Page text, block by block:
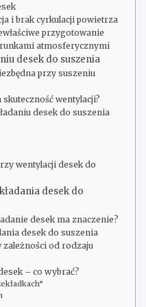
i brak cyrkulacji powietrza
przygotowanie
atmosferycznymi
desek do suszenia
przy suszeniu
skuteczność wentylacji?
desek do suszenia
wentylacji desek do
desek do
desek ma znaczenie?
desek do suszenia
zależności od rodzaju
– co wybrać?